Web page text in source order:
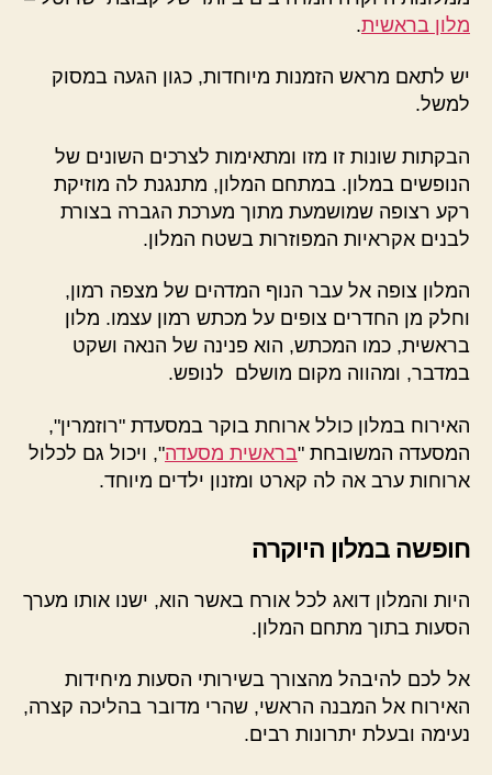
מלון בראשית.
יש לתאם מראש הזמנות מיוחדות, כגון הגעה במסוק
למשל.
הבקתות שונות זו מזו ומתאימות לצרכים השונים של
הנופשים במלון. במתחם המלון, מתנגנת לה מוזיקת
רקע רצופה שמושמעת מתוך מערכת הגברה בצורת
לבנים אקראיות המפוזרות בשטח המלון.
המלון צופה אל עבר הנוף המדהים של מצפה רמון,
וחלק מן החדרים צופים על מכתש רמון עצמו. מלון
בראשית, כמו המכתש, הוא פנינה של הנאה ושקט
במדבר, ומהווה מקום מושלם לנופש.
האירוח במלון כולל ארוחת בוקר במסעדת "רוזמרין",
המסעדה המשובחת "בראשית מסעדה", ויכול גם לכלול
ארוחות ערב אה לה קארט ומזנון ילדים מיוחד.
חופשה במלון היוקרה
היות והמלון דואג לכל אורח באשר הוא, ישנו אותו מערך
הסעות בתוך מתחם המלון.
אל לכם להיבהל מהצורך בשירותי הסעות מיחידות
האירוח אל המבנה הראשי, שהרי מדובר בהליכה קצרה,
נעימה ובעלת יתרונות רבים.